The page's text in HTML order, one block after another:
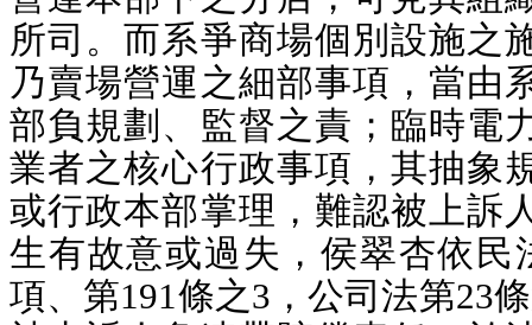
所司。而系爭商場個別設施之
乃賣場營運之細部事項，當由
部負規劃、監督之責；臨時電
業者之核心行政事項，其抽象
或行政本部掌理，難認被上訴
生有故意或過失，侯翠杏依民
項、第191條之3，公司法第23